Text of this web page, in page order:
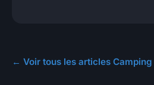
← Voir tous les articles Camping